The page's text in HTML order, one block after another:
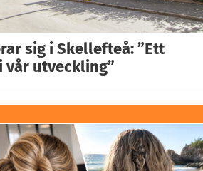
sig i Skellefteå: ”Ett
utveckling”